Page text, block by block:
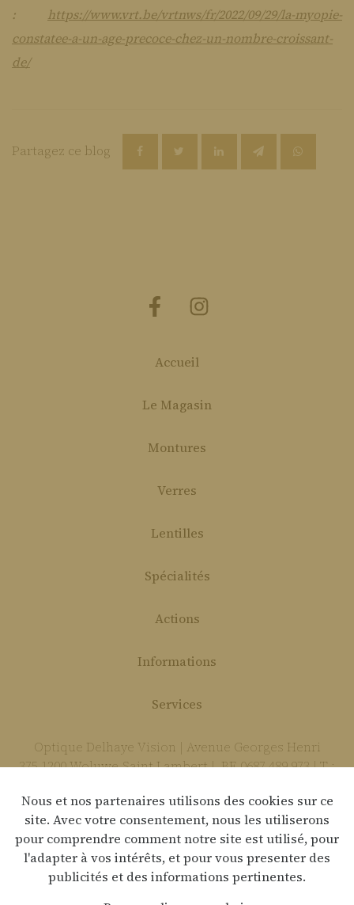
: https://www.vrt.be/vrtnws/fr/2022/09/29/la-myopie-
constatee-a-un-age-precoce-chez-un-nombre-croissant-
de/
Partagez ce blog
Accueil
Le Magasin
Montures
Verres
Lentilles
Spécialités
Actions
Informations
Services
Déclaration de confidentialité
Clause de non-responsabilité
Optique Delhaye Vision | Avenue Georges Henri
375 1200 Woluwe-Saint-Lambert | BE 0687 489 973 | T :
Nous et nos partenaires utilisons des cookies sur ce
site. Avec votre consentement, nous les utiliserons
pour comprendre comment notre site est utilisé, pour
l'adapter à vos intérêts, et pour vous presenter des
publicités et des informations pertinentes.